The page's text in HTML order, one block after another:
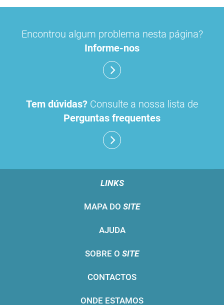
Encontrou algum problema nesta página?
Informe-nos
Tem dúvidas? Consulte a nossa lista de
Perguntas frequentes
LINKS
MAPA DO SITE
AJUDA
SOBRE O SITE
CONTACTOS
ONDE ESTAMOS